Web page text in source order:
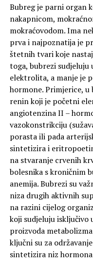
Bubreg je parni organ
nakapnicom,
mokraćovodom. Ima
prva i najpoznatija je
štetnih tvari koje
toga, bubrezi sudjeluju
elektrolita, a manje je
hormone. Primjerice,
renin koji je početni
angiotenzina II –
vazokonstrikciju
porasta ili pada
sintetizira i
na stvaranje crvenih
bolesnika s kroničnim
anemija. Bubrezi su
niza drugih aktivnih
na razini cijelog
koji sudjeluju
proizvoda
ključni su za
sintetizira niz